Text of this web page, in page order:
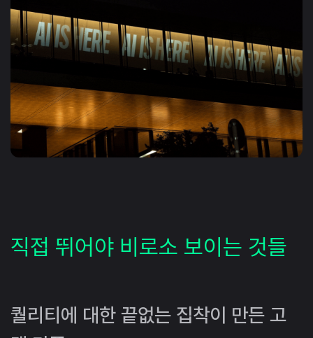
직접 뛰어야 비로소 보이는 것들
퀄리티에 대한 끝없는 집착이 만든 고